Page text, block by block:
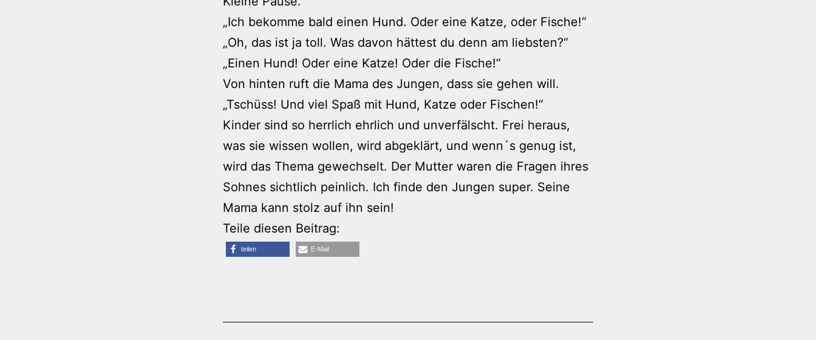
„Ich bekomme bald einen Hund. Oder eine Katze, oder Fische!“
„Oh, das ist ja toll. Was davon hättest du denn am liebsten?“
„Einen Hund! Oder eine Katze! Oder die Fische!“
Von hinten ruft die Mama des Jungen, dass sie gehen will.
„Tschüss! Und viel Spaß mit Hund, Katze oder Fischen!“
Kinder sind so herrlich ehrlich und unverfälscht. Frei heraus,
was sie wissen wollen, wird abgeklärt, und wenn´s genug ist,
wird das Thema gewechselt. Der Mutter waren die Fragen ihres
Sohnes sichtlich peinlich. Ich finde den Jungen super. Seine
Mama kann stolz auf ihn sein!
Teile diesen Beitrag:
teilen E-Mail